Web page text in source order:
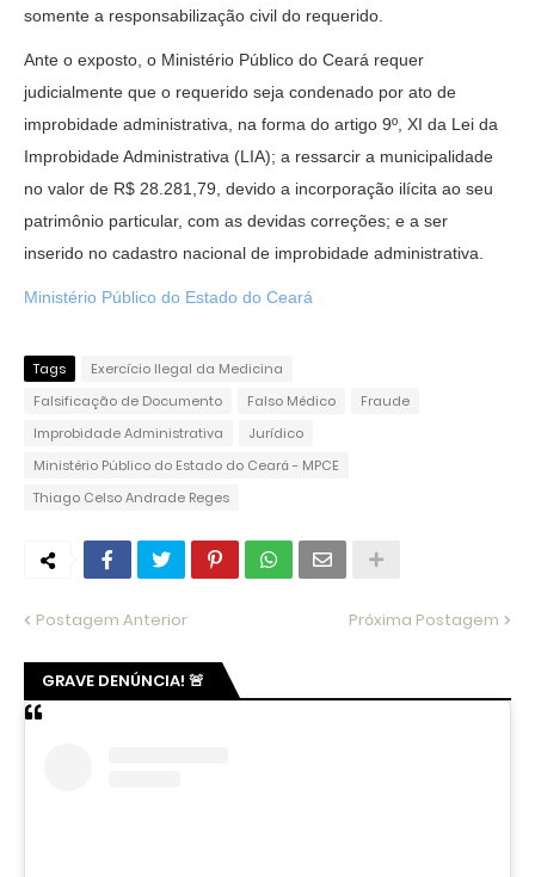
somente a responsabilização civil do requerido.
Ante o exposto, o Ministério Público do Ceará requer
judicialmente que o requerido seja condenado por ato de
improbidade administrativa, na forma do artigo 9º, XI da Lei da
Improbidade Administrativa (LIA); a ressarcir a municipalidade
no valor de R$ 28.281,79, devido a incorporação ilícita ao seu
patrimônio particular, com as devidas correções; e a ser
inserido no cadastro nacional de improbidade administrativa.
Ministério Público do Estado do Ceará
Tags
Exercício Ilegal da Medicina
Falsificação de Documento
Falso Médico
Fraude
Improbidade Administrativa
Jurídico
Ministério Público do Estado do Ceará - MPCE
Thiago Celso Andrade Reges
Postagem Anterior Próxima Postagem
GRAVE DENÚNCIA! 🚨